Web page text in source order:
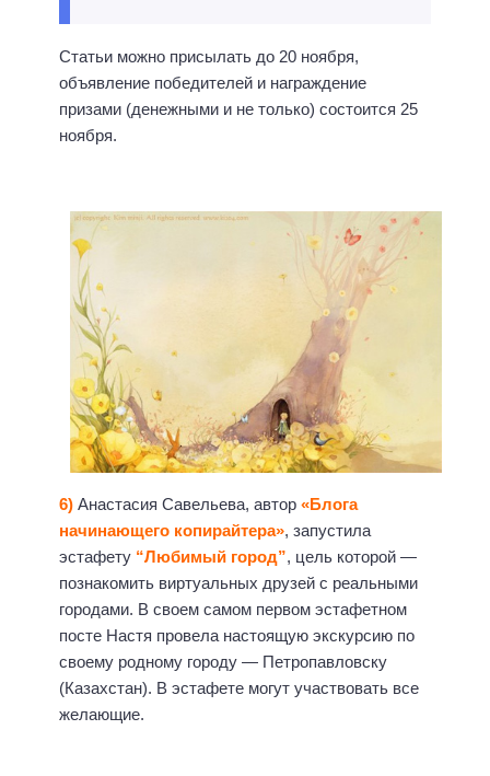
Статьи можно присылать до 20 ноября,
объявление победителей и награждение
призами (денежными и не только) состоится 25
ноября.
6) Анастасия Савельева, автор «Блога
начинающего копирайтера», запустила
эстафету “Любимый город”, цель которой —
познакомить виртуальных друзей с реальными
городами. В своем самом первом эстафетном
посте Настя провела настоящую экскурсию по
своему родному городу — Петропавловску
(Казахстан). В эстафете могут участвовать все
желающие.